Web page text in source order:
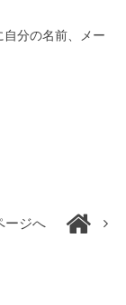
分の名前、メー
ージへ